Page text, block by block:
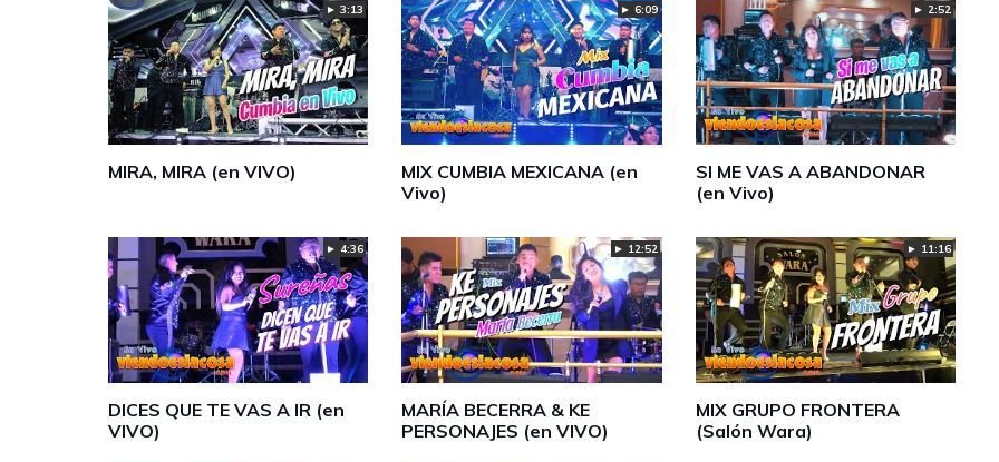
► 3:13
MIRA, MIRA (en VIVO)
► 6:09
MIX CUMBIA MEXICANA (en
Vivo)
► 2:52
SI ME VAS A ABANDONAR
(en Vivo)
► 4:36
DICES QUE TE VAS A IR (en
VIVO)
► 12:52
MARÍA BECERRA & KE
PERSONAJES (en VIVO)
► 11:16
MIX GRUPO FRONTERA
(Salón Wara)